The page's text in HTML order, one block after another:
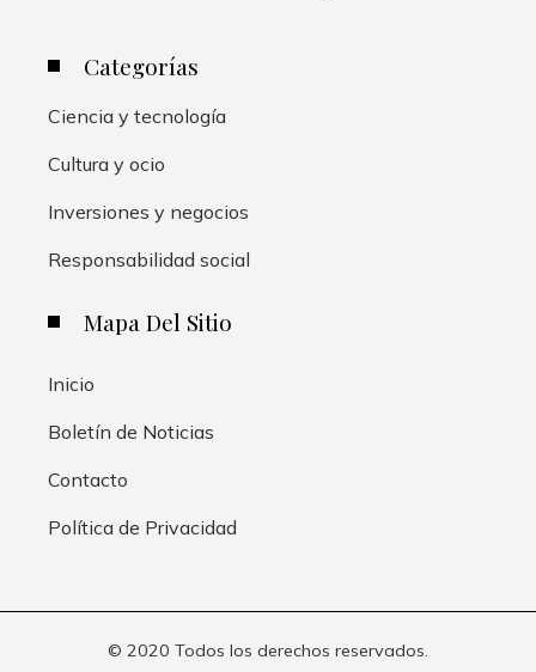
Categorías
Ciencia y tecnología
Cultura y ocio
Inversiones y negocios
Responsabilidad social
Mapa Del Sitio
Inicio
Boletín de Noticias
Contacto
Política de Privacidad
© 2020 Todos los derechos reservados.